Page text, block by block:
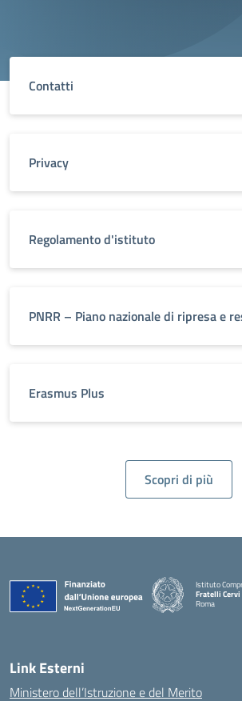
Contatti
Privacy
Regolamento d'istituto
PNRR – Piano nazionale di ripresa e
Erasmus Plus
Scopri di più
Istituto
Fratelli Cervi
Roma
Link Esterni
Ministero dell’Istruzione e del Merito